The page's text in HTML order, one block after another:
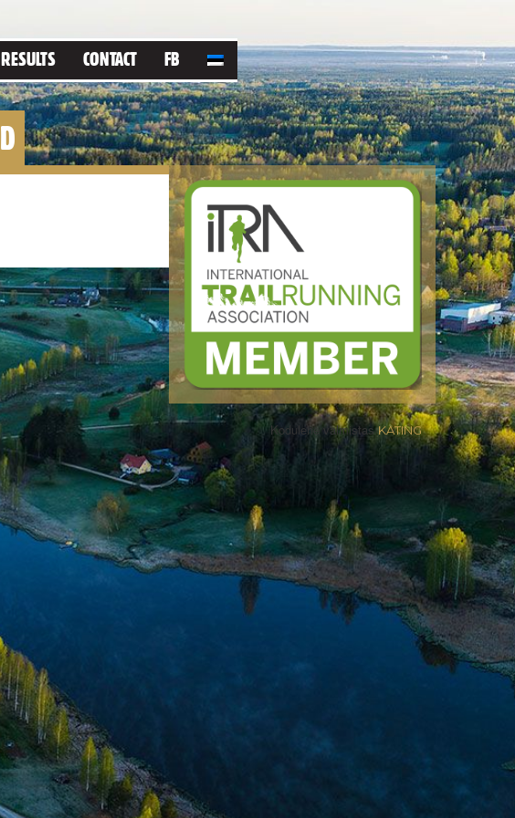
RESULTS CONTACT FB
Kodulehe valmistasKATING